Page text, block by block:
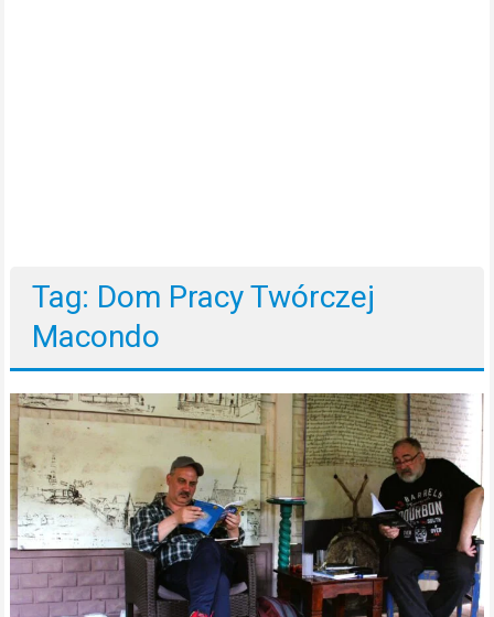
Tag: Dom Pracy Twórczej
Macondo